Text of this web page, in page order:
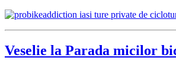
Veselie la Parada micilor